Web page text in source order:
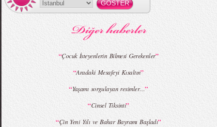
MBFWI - Gülçin Çengel 2015 Yaz
MBFWI - Zeynep Erdoğan 2015 Yaz
MBFWI - Giray Sepin 2015 Yaz Koleksiyonu MBFWI - Burçe Bekrek 2015 Yaz Koleksiyonu
“Çocuk İsteyenlerin Bilmesi Gerekenler”
“Aradaki Mesafeyi Kısaltın”
“Yaşamı sorgulayan resimler…”
“Cinsel Tiksinti”
“Çin Yeni Yılı ve Bahar Bayramı Başladı”